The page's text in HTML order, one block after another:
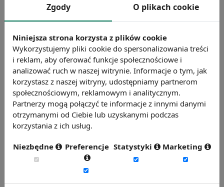
koncentrując się na umiejętnościach
analitycznych, kreatywności i adaptacji do
różnych środowisk pracy.
Źródło: https://businessinsider.com.pl
Chcesz wiedzieć więcej?
Zobacz więcej wiadomości
Zgody O plikach cookie
Niniejsza strona korzysta z plików cookie
Wykorzystujemy pliki cookie do spersonalizowania treści
i reklam, aby oferować funkcje społecznościowe i
analizować ruch w naszej witrynie. Informacje o tym, jak
korzystasz z naszej witryny, udostępniamy partnerom
społecznościowym, reklamowym i analitycznym.
Partnerzy mogą połączyć te informacje z innymi danymi
otrzymanymi od Ciebie lub uzyskanymi podczas
korzystania z ich usług.
Niezbędne Preferencje Statystyki Marketing